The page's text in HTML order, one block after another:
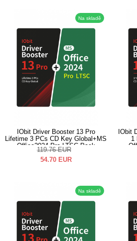
Na skladě
IObit Driver Booster 13 Pro
Lifetime 3 PCs CD Key Global+MS
Office2024 Pro LTSC Pack
119.76 EUR
54.70 EUR
IObit
1
Na skladě